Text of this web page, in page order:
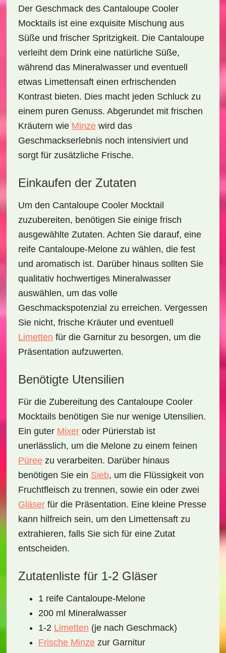
Der Geschmack des Cantaloupe Cooler
Mocktailsist eine exquisite Mischung aus
Süße und frischer Spritzigkeit. Die Cantaloupe
verleiht dem Drink eine natürliche Süße,
während das Mineralwasser und eventuell
etwas Limettensaft einen erfrischenden
Kontrast bieten. Dies macht jeden Schluck zu
einem puren Genuss. Abgerundet mit frischen
Kräutern wie Minzewird das
Geschmackserlebnis noch intensiviert und
sorgt für zusätzliche Frische.
Einkaufen der Zutaten
Um den Cantaloupe Cooler Mocktail
zuzubereiten, benötigen Sie einige frisch
ausgewählte Zutaten. Achten Sie darauf, eine
reife Cantaloupe-Melone zu wählen, die fest
und aromatisch ist. Darüber hinaus sollten Sie
qualitativ hochwertiges Mineralwasser
auswählen, um das volle
Geschmackspotenzial zu erreichen. Vergessen
Sie nicht, frische Kräuter und eventuell
Limetten für die Garnitur zu besorgen, um die
Präsentation aufzuwerten.
Benötigte Utensilien
Für die Zubereitung des Cantaloupe Cooler
Mocktailsbenötigen Sie nur wenige Utensilien.
Ein guter Mixeroder Pürierstab ist
unerlässlich, um die Melone zu einem feinen
Püreezu verarbeiten. Darüber hinaus
benötigen Sie ein Sieb, um die Flüssigkeit von
Fruchtfleisch zu trennen, sowie ein oder zwei
Gläserfür die Präsentation. Eine kleine Presse
kann hilfreich sein, um den Limettensaft zu
extrahieren, falls Sie sich für eine Zutat
entscheiden.
Zutatenliste für 1-2 Gläser
1 reife Cantaloupe-Melone
200 ml Mineralwasser
1-2 Limetten (je nach Geschmack)
Frische Minzezur Garnitur